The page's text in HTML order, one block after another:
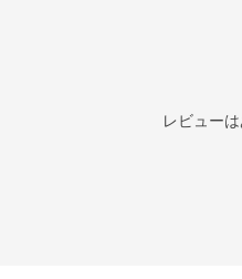
レビューは